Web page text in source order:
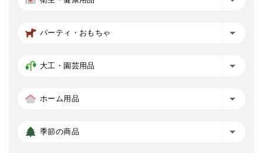
パーティ・おもちゃ
大工・園芸用品
ホーム用品
季節の商品